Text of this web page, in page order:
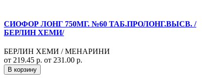
СИОФОР ЛОНГ 750МГ. №60 ТАБ.ПРОЛОНГ.ВЫСВ. /
БЕРЛИН ХЕМИ/
БЕРЛИН ХЕМИ / МЕНАРИНИ
от 219.45 р. от 231.00 р.
В корзину